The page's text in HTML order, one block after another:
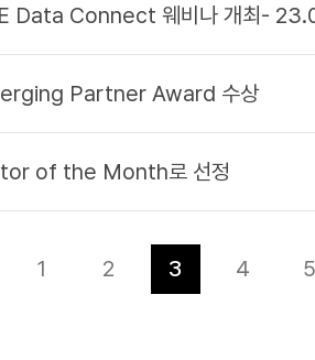
Data Connect 웨비나 개최-
Partner Award 수상
of the Month로 선정
1 2 3 4 5
다음 맨끝